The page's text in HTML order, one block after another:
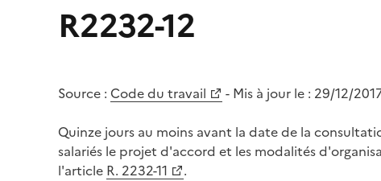
R2232-12
Source : Code du travail - Mis à jour le : 29/12/
Quinze jours au moins avant la date de la
salariés le projet d'accord et les modalités
l'article R. 2232-11 .